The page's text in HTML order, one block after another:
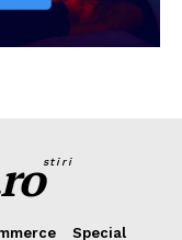
stiri
Special